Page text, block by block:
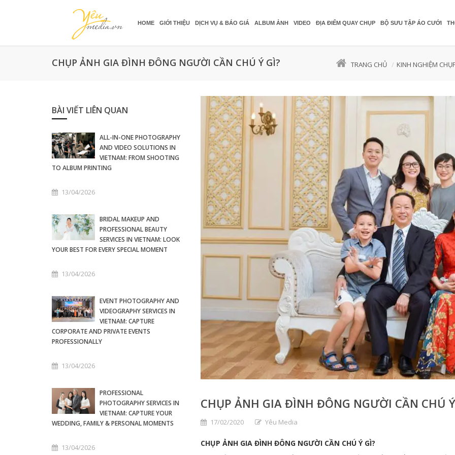
HOME GIỚI THIỆU DỊCH VỤ & BÁO GIÁ ALBUM ẢNH VIDEO ĐỊA ĐIỂM QUAY CHỤP BỘ SƯU TẬP ÁO CƯỚI
CHỤP ẢNH GIA ĐÌNH ĐÔNG NGƯỜI CẦN CHÚ Ý GÌ? TRANG CHỦ KINH NGHIỆM
BÀI VIẾT LIÊN QUAN
ALL-IN-ONE PHOTOGRAPHY
AND VIDEO SOLUTIONS IN
VIETNAM: FROM SHOOTING
TO ALBUM PRINTING
13/04/2026
BRIDAL MAKEUP AND
PROFESSIONAL BEAUTY
SERVICES IN VIETNAM: LOOK
YOUR BEST FOR EVERY SPECIAL MOMENT
13/04/2026
EVENT PHOTOGRAPHY AND
VIDEOGRAPHY SERVICES IN
VIETNAM: CAPTURE
CORPORATE AND PRIVATE EVENTS
PROFESSIONALLY
13/04/2026
PROFESSIONAL
PHOTOGRAPHY SERVICES IN
VIETNAM: CAPTURE YOUR
WEDDING, FAMILY & PERSONAL MOMENTS
13/04/2026
CHỤP ẢNH GIA ĐÌNH ĐÔNG NGƯỜI CẦN CHÚ
17/02/2020 Yêu Media
CHỤP ẢNH GIA ĐÌNH ĐÔNG NGƯỜI CẦN CHÚ Ý GÌ?